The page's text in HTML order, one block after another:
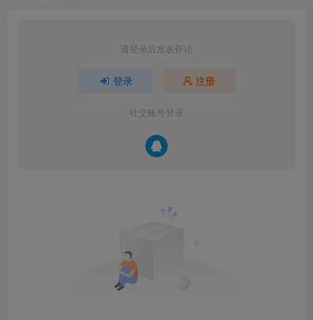
请登录后发表评论
登录 注册
社交账号登录